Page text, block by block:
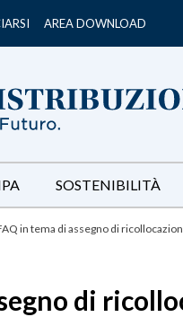
AREA DOWNLOAD
SOSTENIBILITÀ
in tema di assegno di
di